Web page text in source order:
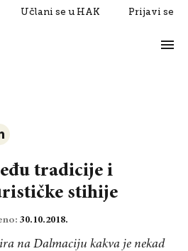
Učlani se u HAK Prijavi se
tradicije i
stihije
30.10.2018.
na Dalmaciju kakva je nekad